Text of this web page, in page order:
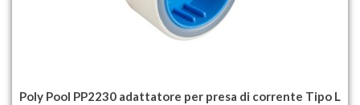
Poly Pool PP2230 adattatore per presa di corrente Tipo L